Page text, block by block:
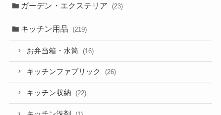
ガーデン・エクステリア (23)
キッチン用品 (219)
お弁当箱・水筒 (16)
キッチンファブリック (26)
キッチン収納 (22)